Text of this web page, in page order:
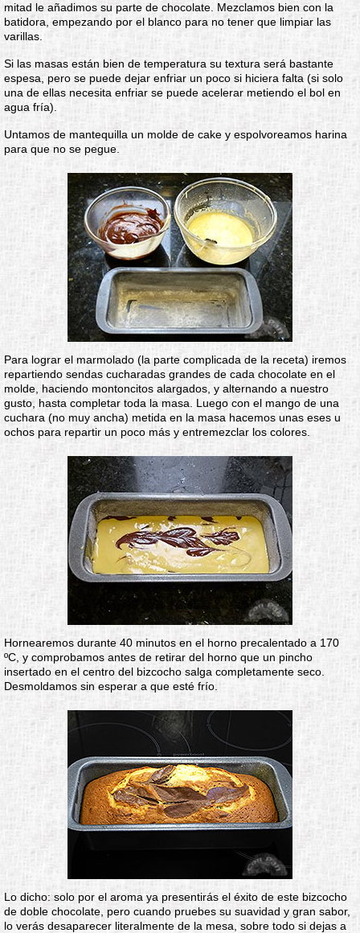
mitad le añadimos su parte de chocolate. Mezclamos bien con la
batidora, empezando por el blanco para no tener que limpiar las
varillas.
Si las masas están bien de temperatura su textura será bastante
espesa, pero se puede dejar enfriar un poco si hiciera falta (si solo
una de ellas necesita enfriar se puede acelerar metiendo el bol en
agua fría).
Untamos de mantequilla un molde de cake y espolvoreamos harina
para que no se pegue.
Para lograr el marmolado (la parte complicada de la receta) iremos
repartiendo sendas cucharadas grandes de cada chocolate en el
molde, haciendo montoncitos alargados, y alternando a nuestro
gusto, hasta completar toda la masa. Luego con el mango de una
cuchara (no muy ancha) metida en la masa hacemos unas eses u
ochos para repartir un poco más y entremezclar los colores.
Hornearemos durante 40 minutos en el horno precalentado a 170
ºC, y comprobamos antes de retirar del horno que un pincho
insertado en el centro del bizcocho salga completamente seco.
Desmoldamos sin esperar a que esté frío.
Lo dicho: solo por el aroma ya presentirás el éxito de este bizcocho
de doble chocolate, pero cuando pruebes su suavidad y gran sabor,
lo verás desaparecer literalmente de la mesa, sobre todo si dejas a